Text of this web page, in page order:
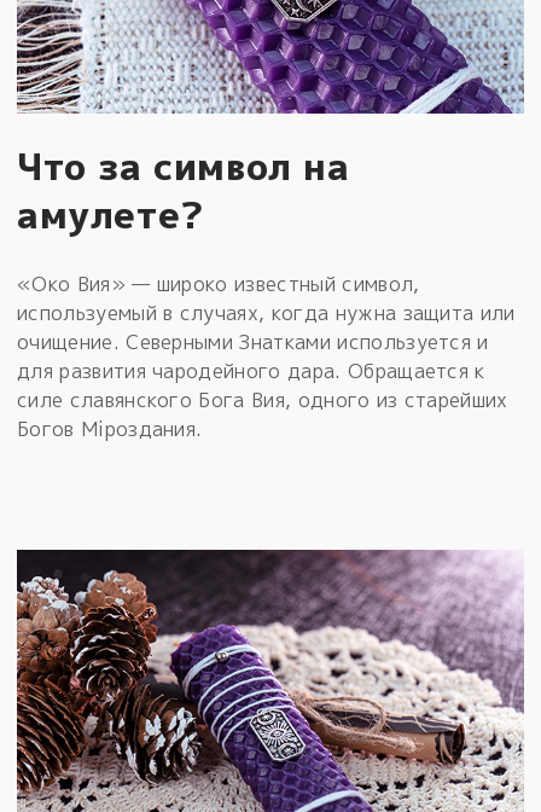
Что за символ на
амулете?
«Око Вия» — широко известный символ,
используемый в случаях, когда нужна защита или
очищение. Северными Знатками используется и
для развития чародейного дара. Обращается к
силе славянского Бога Вия, одного из старейших
Богов Мiроздания.